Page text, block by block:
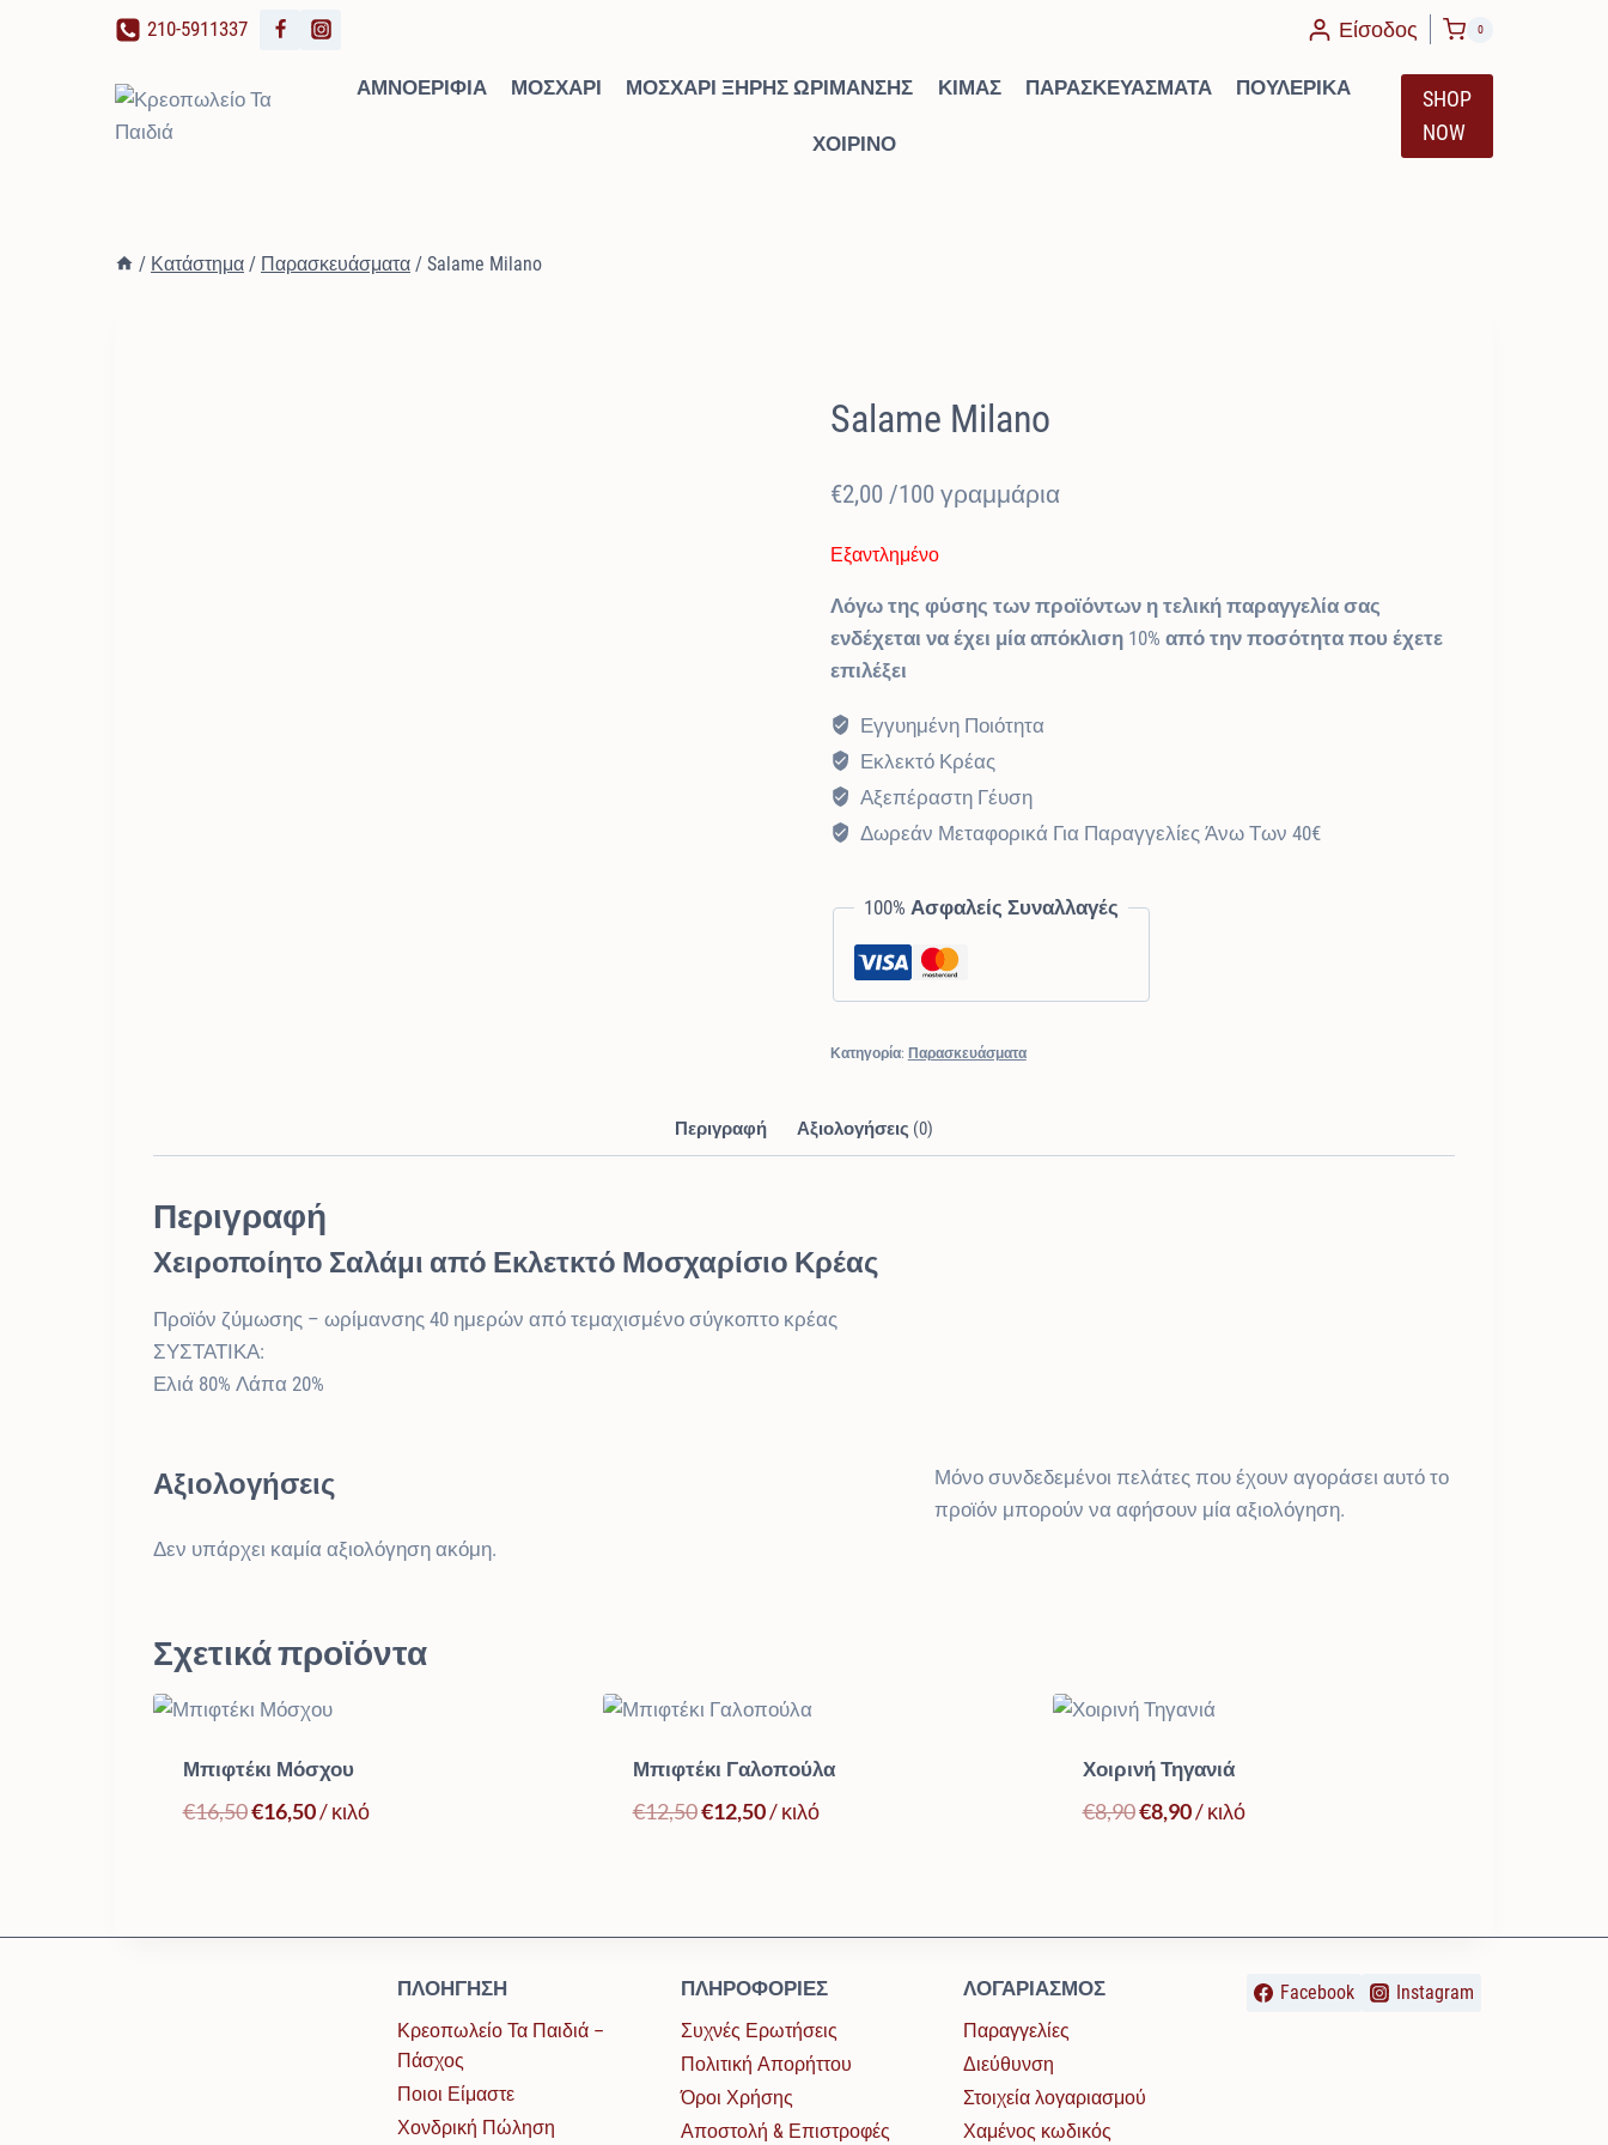
210-5911337 Είσοδος 0
ΑΜΝΟΕΡΊΦΙΑ ΜΟΣΧΆΡΙ ΜΟΣΧΆΡΙ ΞΗΡΉΣ ΩΡΊΜΑΝΣΗΣ ΚΙΜΆΣ ΠΑΡΑΣΚΕΥΆΣΜΑΤΑ ΠΟΥΛΕΡΙΚΆ
ΧΟΙΡΙΝΌ
SHOP
NOW
/ Κατάστημα / Παρασκευάσματα / Salame Milano
Salame Milano
€2,00 /100 γραμμάρια
Εξαντλημένο
Λόγω της φύσης των προϊόντων η τελική παραγγελία σας
ενδέχεται να έχει μία απόκλιση 10% από την ποσότητα που έχετε
επιλέξει
Εγγυημένη Ποιότητα
Εκλεκτό Κρέας
Αξεπέραστη Γέυση
Δωρεάν Μεταφορικά Για Παραγγελίες Άνω Των 40€
100% Ασφαλείς Συναλλαγές
Κατηγορία: Παρασκευάσματα
Περιγραφή Αξιολογήσεις (0)
Περιγραφή
Χειροποίητο Σαλάμι από Εκλετκτό Μοσχαρίσιο Κρέας
Προϊόν ζύμωσης – ωρίμανσης 40 ημερών από τεμαχισμένο σύγκοπτο κρέας
ΣΥΣΤΑΤΙΚΑ:
Ελιά 80% Λάπα 20%
Αξιολογήσεις
Δεν υπάρχει καμία αξιολόγηση ακόμη.
Μόνο συνδεδεμένοι πελάτες που έχουν αγοράσει αυτό το
προϊόν μπορούν να αφήσουν μία αξιολόγηση.
Σχετικά προϊόντα
Μπιφτέκι Μόσχου
€16,50Original
€16,50Η
€16,50.
/ κιλό
Μπιφτέκι Γαλοπούλα
€12,50Original
€12,50Η
€12,50.
/ κιλό
Χοιρινή Τηγανιά
€8,90Original
€8,90Η
€8,90.
/ κιλό
ΠΛΟΉΓΗΣΗ
Κρεοπωλείο Τα Παιδιά –
Πάσχος
Ποιοι Είμαστε
Χονδρική Πώληση
ΠΛΗΡΟΦΟΡΊΕΣ
Συχνές Ερωτήσεις
Πολιτική Απορήττου
Όροι Χρήσης
Αποστολή & Επιστροφές
ΛΟΓΑΡΙΑΣΜΌΣ
Παραγγελίες
Διεύθυνση
Στοιχεία λογαριασμού
Χαμένος κωδικός
Facebook Instagram